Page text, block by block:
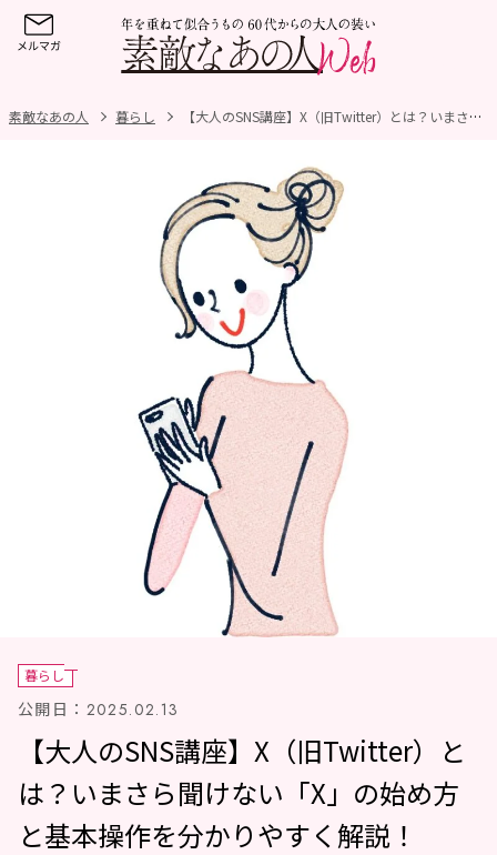
素敵なあの人 暮らし 【大人のSNS講座】X（旧Twitter）とは？いまさら聞けない「X」の始め方と基本操作を分かりやすく解説！
暮らし
公開日： 2025.02.13
【大人のSNS講座】X（旧Twitter）と
は？いまさら聞けない「X」の始め方
と基本操作を分かりやすく解説！